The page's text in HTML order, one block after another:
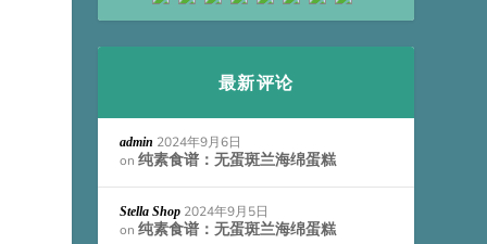
最新评论
admin 2024年9月6日
on纯素食谱：无蛋斑兰海绵蛋糕
Stella Shop 2024年9月5日
on纯素食谱：无蛋斑兰海绵蛋糕